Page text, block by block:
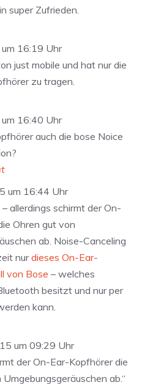
super Zufrieden.
16:19 Uhr
just mobile und hat nur die
zu tragen.
16:40 Uhr
auch die bose Noice
um 16:44 Uhr
allerdings schirmt der On-
Ohren gut von
ab. Noise-Canceling
nurdieses On-Ear-
von Bose – welches
besitzt und nur per
kann.
um 09:29 Uhr
der On-Ear-Kopfhörer die
ab.“